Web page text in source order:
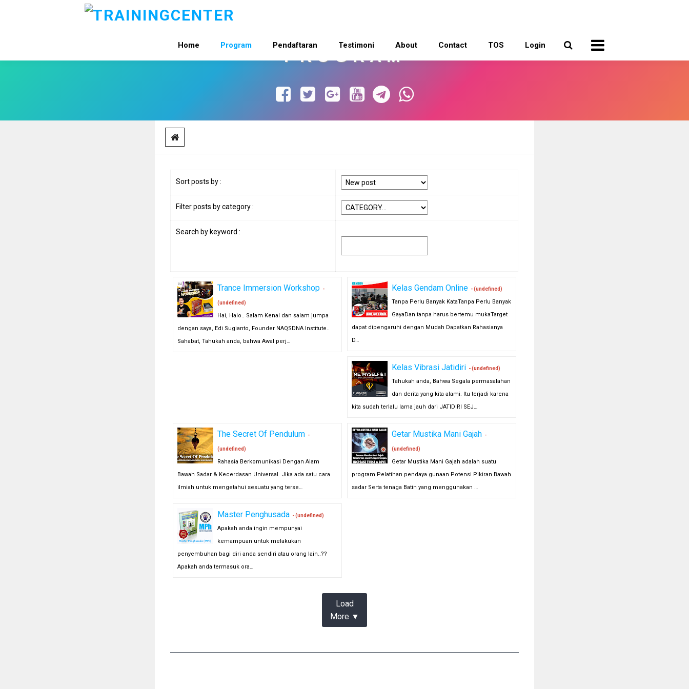
Home Program Pendaftaran Testimoni About Contact TOS Login
PROGRAM
Sort posts by :
Filter posts by category :
Search by keyword :
Trance Immersion Workshop -
(undefined)
Hai, Halo.. Salam Kenal dan salam jumpa
dengan saya, Edi Sugianto, Founder NAQSDNA Institute..
Sahabat, Tahukah anda, bahwa Awal perj…
Kelas Gendam Online - (undefined)
Tanpa Perlu Banyak KataTanpa Perlu Banyak
GayaDan tanpa harus bertemu mukaTarget
dapat dipengaruhi dengan Mudah Dapatkan Rahasianya
D…
Kelas Vibrasi Jatidiri - (undefined)
Tahukah anda, Bahwa Segala permasalahan
dan derita yang kita alami. Itu terjadi karena
kita sudah terlalu lama jauh dari JATIDIRI SEJ…
The Secret Of Pendulum -
(undefined)
Rahasia Berkomunikasi Dengan Alam
Bawah Sadar & Kecerdasan Universal. Jika ada satu cara
ilmiah untuk mengetahui sesuatu yang terse…
Getar Mustika Mani Gajah -
(undefined)
Getar Mustika Mani Gajah adalah suatu
program Pelatihan pendaya gunaan Potensi Pikiran Bawah
sadar Serta tenaga Batin yang menggunakan …
Master Penghusada - (undefined)
Apakah anda ingin mempunyai
kemampuan untuk melakukan
penyembuhan bagi diri anda sendiri atau orang lain..??
Apakah anda termasuk ora…
Load
More ▼